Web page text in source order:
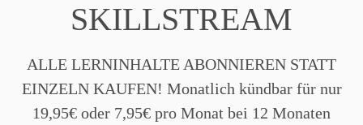
SKILLSTREAM
ALLE LERNINHALTE ABONNIEREN STATT
EINZELN KAUFEN! Monatlich kündbar für nur
19,95€ oder 7,95€ pro Monat bei 12 Monaten